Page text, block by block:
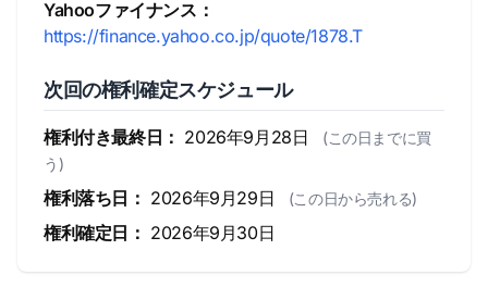
Yahooファイナンス：
https://finance.yahoo.co.jp/quote/1878.T
次回の権利確定スケジュール
権利付き最終日： 2026年9月28日
(この日までに買
う)
権利落ち日： 2026年9月29日 (この日から売れる)
権利確定日： 2026年9月30日